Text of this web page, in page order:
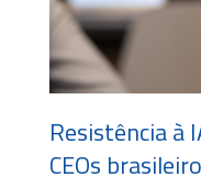
Resistência à
CEOs